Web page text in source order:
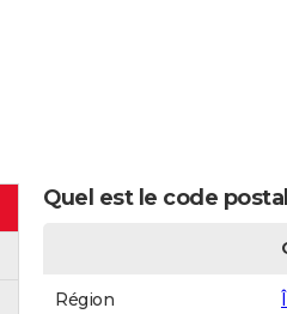
Quel est le code
Région